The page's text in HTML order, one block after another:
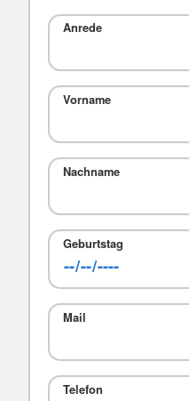
Anrede
Vorname
Nachname
Geburtstag
Mail
Telefon